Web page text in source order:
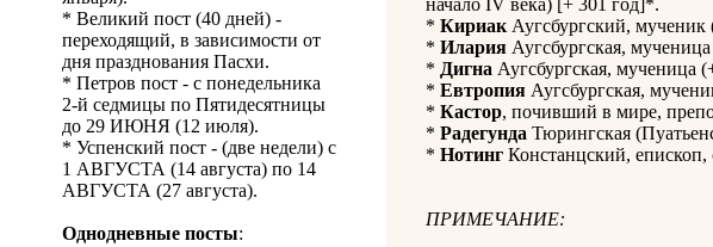
* Великий пост (40 дней) -
переходящий, в зависимости от
дня празднования Пасхи.
* Петров пост - с понедельника
2-й седмицы по Пятидесятницы
до 29 ИЮНЯ (12 июля).
* Успенский пост - (две недели) с
1 АВГУСТА (14 августа) по 14
АВГУСТА (27 августа).
Однодневные посты:
начало IV века) [+ 301 год]*.
* КириакАугсбургский, мученик
* Илария Аугсбургская,
* Дигна Аугсбургская, мученица
* Евтропия Аугсбургская,
* Кастор, почивший в мире,
* Радегунда Тюрингская
* Нотинг Констанцский, епископ,
ПРИМЕЧАНИЕ: